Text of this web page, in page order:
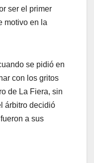
ser el primer
motivo en la
se pidió en
con los gritos
de La Fiera, sin
árbitro decidió
a sus